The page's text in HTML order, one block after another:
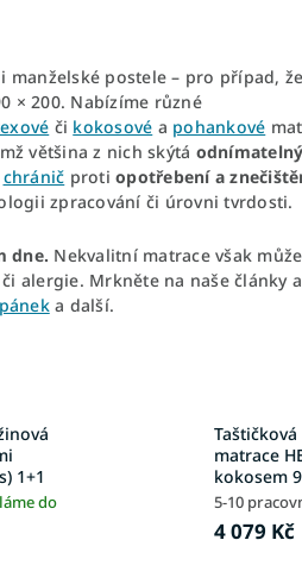
manželské postele – pro případ,
× 200. Nabízíme různé
či kokosové a pohankové
většina z nich skýtá
chránič proti opotřebení a
zpracování či úrovni tvrdosti.
dne. Nekvalitní matrace však
alergie. Mrkněte na naše články
a další.
1+1
do
matrace
kokosem
5-10
4 079 Kč